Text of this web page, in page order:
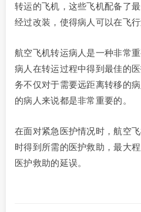
转运的飞机，这些飞机配备了
经过改装，使得病人可以在飞
航空飞机转运病人是一种非常
病人在转运过程中得到最佳的
务不仅对于需要远距离转移的
的病人来说都是非常重要的。
在面对紧急医护情况时，航空
时得到所需的医护救助，最大
医护救助的延误。